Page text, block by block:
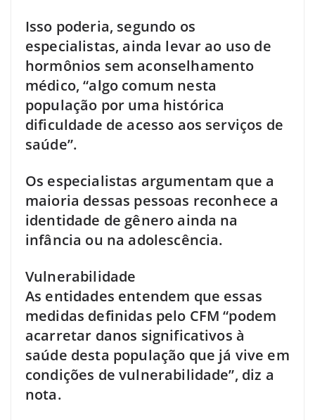
Isso poderia, segundo os
especialistas, ainda levar ao uso de
hormônios sem aconselhamento
médico, “algo comum nesta
população por uma histórica
dificuldade de acesso aos serviços de
saúde”.
Os especialistas argumentam que a
maioria dessas pessoas reconhece a
identidade de gênero ainda na
infância ou na adolescência.
Vulnerabilidade
As entidades entendem que essas
medidas definidas pelo CFM “podem
acarretar danos significativos à
saúde desta população que já vive em
condições de vulnerabilidade”, diz a
nota.